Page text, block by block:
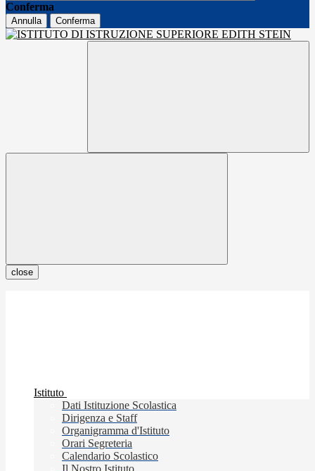
Conferma
Annulla Conferma
close
Istituto
Dati Istituzione Scolastica
Dirigenza e Staff
Organigramma d'Istituto
Orari Segreteria
Calendario Scolastico